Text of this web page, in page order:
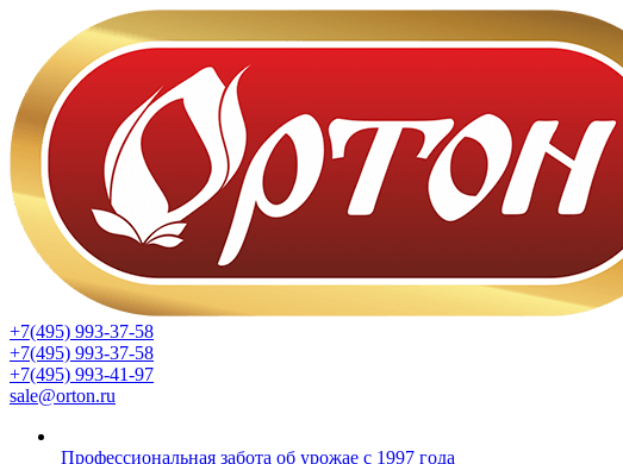
+7(495) 993-37-58
+7(495) 993-37-58
+7(495) 993-41-97
sale@orton.ru
Профессиональная забота об урожае с 1997 года